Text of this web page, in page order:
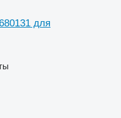
для